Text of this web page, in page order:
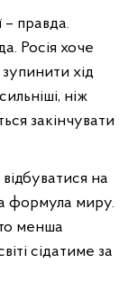
– правда.
Росія хоче
хід
ніж
закінчувати
на
формула миру.
менша
сідатиме за